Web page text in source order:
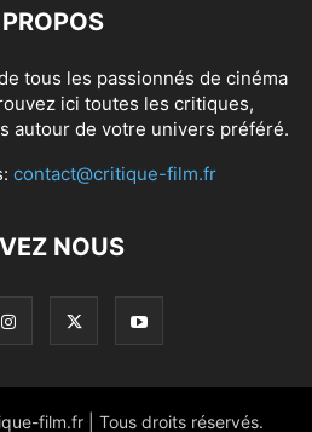
tous les passionnés de cinéma
ici toutes les critiques,
autour de votre univers préféré.
contact@critique-film.fr
NOUS
film.fr | Tous droits réservés.